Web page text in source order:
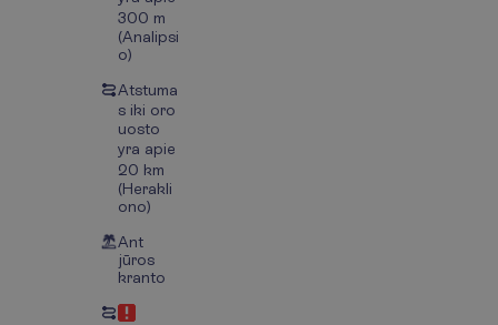
300 m
(Analipsi
o)
Atstuma
s iki oro
uosto
yra apie
20 km
(Herakli
ono)
Ant
jūros
kranto